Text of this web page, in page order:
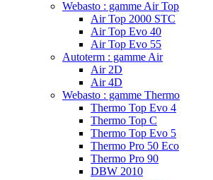
Webasto : gamme Air Top
Air Top 2000 STC
Air Top Evo 40
Air Top Evo 55
Autoterm : gamme Air
Air 2D
Air 4D
Webasto : gamme Thermo
Thermo Top Evo 4
Thermo Top C
Thermo Top Evo 5
Thermo Pro 50 Eco
Thermo Pro 90
DBW 2010